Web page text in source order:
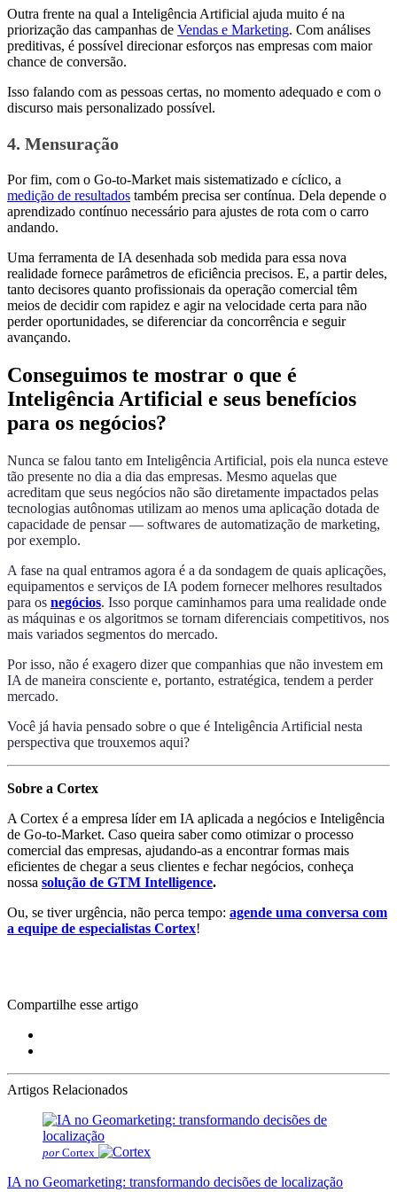
Outra frente na qual a Inteligência Artificial ajuda muito é na
priorização das campanhas de Vendas e Marketing. Com análises
preditivas, é possível direcionar esforços nas empresas com maior
chance de conversão.
Isso falando com as pessoas certas, no momento adequado e com o
discurso mais personalizado possível.
4. Mensuração
Por fim, com o Go-to-Market mais sistematizado e cíclico, a
medição de resultados também precisa ser contínua. Dela depende o
aprendizado contínuo necessário para ajustes de rota com o carro
andando.
Uma ferramenta de IA desenhada sob medida para essa nova
realidade fornece parâmetros de eficiência precisos. E, a partir deles,
tanto decisores quanto profissionais da operação comercial têm
meios de decidir com rapidez e agir na velocidade certa para não
perder oportunidades, se diferenciar da concorrência e seguir
avançando.
Conseguimos te mostrar o que é
Inteligência Artificial e seus benefícios
para os negócios?
Nunca se falou tanto em Inteligência Artificial, pois ela nunca esteve
tão presente no dia a dia das empresas. Mesmo aquelas que
acreditam que seus negócios não são diretamente impactados pelas
tecnologias autônomas utilizam ao menos uma aplicação dotada de
capacidade de pensar — softwares de automatização de marketing,
por exemplo.
A fase na qual entramos agora é a da sondagem de quais aplicações,
equipamentos e serviços de IA podem fornecer melhores resultados
para os negócios. Isso porque caminhamos para uma realidade onde
as máquinas e os algoritmos se tornam diferenciais competitivos, nos
mais variados segmentos do mercado.
Por isso, não é exagero dizer que companhias que não investem em
IA de maneira consciente e, portanto, estratégica, tendem a perder
mercado.
Você já havia pensado sobre o que é Inteligência Artificial nesta
perspectiva que trouxemos aqui?
Sobre a Cortex
A Cortex é a empresa líder em IA aplicada a negócios e Inteligência
de Go-to-Market. Caso queira saber como otimizar o processo
comercial das empresas, ajudando-as a encontrar formas mais
eficientes de chegar a seus clientes e fechar negócios, conheça
nossa solução de GTM Intelligence.
Ou, se tiver urgência, não perca tempo: agende uma conversa com
a equipe de especialistas Cortex!
Compartilhe esse artigo
Artigos Relacionados
por Cortex
IA no Geomarketing: transformando decisões de localização